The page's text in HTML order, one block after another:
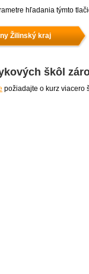
hľadania týmto
Žilinský kraj
škôl
požiadajte o kurz viacero